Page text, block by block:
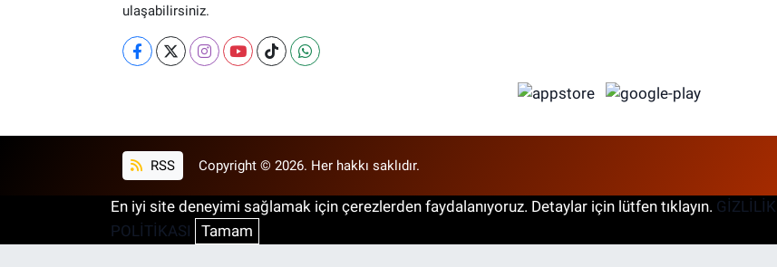
ulaşabilirsiniz.
RSS Copyright © 2026. Her hakkı saklıdır.
En iyi site deneyimi sağlamak için çerezlerden faydalanıyoruz. Detaylar için lütfen tıklayın.
POLİTİKASI
Tamam